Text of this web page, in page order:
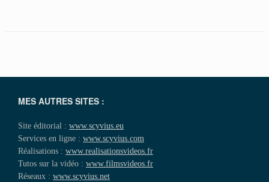
MES AUTRES SITES :
Site éditorial : www.scyvius.eu
Services en ligne : www.scyvius.com
Réalisations : www.realisationsvideos.fr
Tutos sur la vidéo : www.filmsvideos.fr
Réseaux : www.scyvius.net